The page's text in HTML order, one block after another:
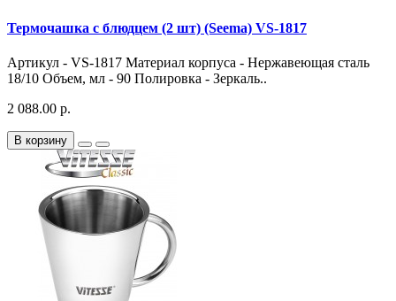
Термочашка с блюдцем (2 шт) (Seema) VS-1817
Артикул - VS-1817 Материал корпуса - Нержавеющая сталь
18/10 Объем, мл - 90 Полировка - Зеркаль..
2 088.00 р.
В корзину